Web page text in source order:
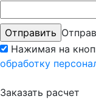
Нажимая на
обработку
Заказать расчет